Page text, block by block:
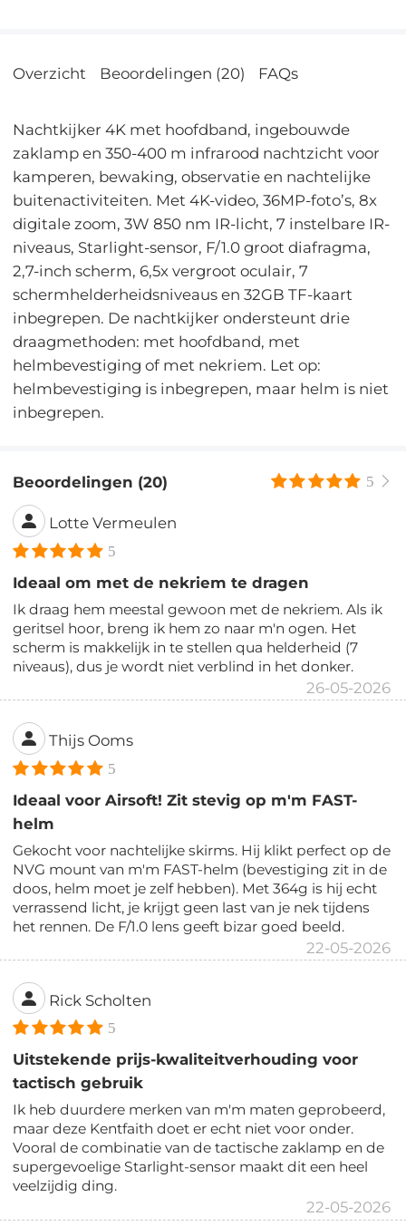
Overzicht Beoordelingen (20) FAQs
Nachtkijker 4K met hoofdband, ingebouwde
zaklamp en 350-400 m infrarood nachtzicht voor
kamperen, bewaking, observatie en nachtelijke
buitenactiviteiten. Met 4K-video, 36MP-foto’s, 8x
digitale zoom, 3W 850 nm IR-licht, 7 instelbare IR-
niveaus, Starlight-sensor, F/1.0 groot diafragma,
2,7-inch scherm, 6,5x vergroot oculair, 7
schermhelderheidsniveaus en 32GB TF-kaart
inbegrepen. De nachtkijker ondersteunt drie
draagmethoden: met hoofdband, met
helmbevestiging of met nekriem. Let op:
helmbevestiging is inbegrepen, maar helm is niet
inbegrepen.
Beoordelingen (20) 5
Lotte Vermeulen
5
Ideaal om met de nekriem te dragen
Ik draag hem meestal gewoon met de nekriem. Als ik
geritsel hoor, breng ik hem zo naar m'n ogen. Het
scherm is makkelijk in te stellen qua helderheid (7
niveaus), dus je wordt niet verblind in het donker.
26-05-2026
Thijs Ooms
5
Ideaal voor Airsoft! Zit stevig op m'm FAST-
helm
Gekocht voor nachtelijke skirms. Hij klikt perfect op de
NVG mount van m'm FAST-helm (bevestiging zit in de
doos, helm moet je zelf hebben). Met 364g is hij echt
verrassend licht, je krijgt geen last van je nek tijdens
het rennen. De F/1.0 lens geeft bizar goed beeld.
22-05-2026
Rick Scholten
5
Uitstekende prijs-kwaliteitverhouding voor
tactisch gebruik
Ik heb duurdere merken van m'm maten geprobeerd,
maar deze Kentfaith doet er echt niet voor onder.
Vooral de combinatie van de tactische zaklamp en de
supergevoelige Starlight-sensor maakt dit een heel
veelzijdig ding.
22-05-2026